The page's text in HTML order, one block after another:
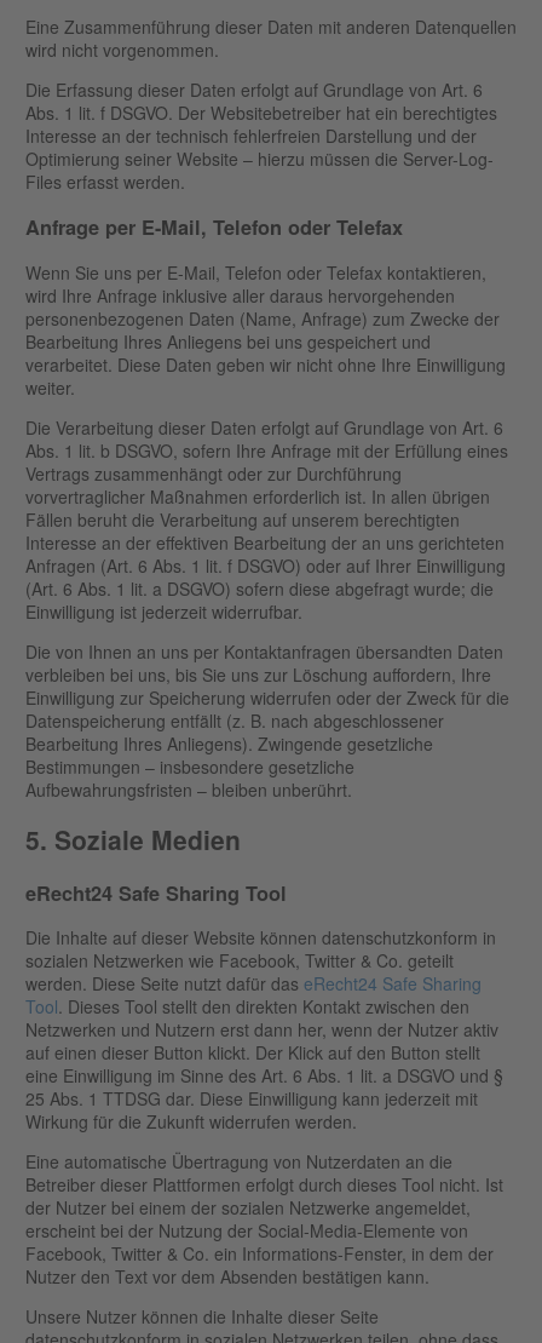
Eine Zusammenführung dieser Daten mit anderen Datenquellen
wird nicht vorgenommen.
Die Erfassung dieser Daten erfolgt auf Grundlage von Art. 6
Abs. 1 lit. f DSGVO. Der Websitebetreiber hat ein berechtigtes
Interesse an der technisch fehlerfreien Darstellung und der
Optimierung seiner Website – hierzu müssen die Server-Log-
Files erfasst werden.
Anfrage per E-Mail, Telefon oder Telefax
Wenn Sie uns per E-Mail, Telefon oder Telefax kontaktieren,
wird Ihre Anfrage inklusive aller daraus hervorgehenden
personenbezogenen Daten (Name, Anfrage) zum Zwecke der
Bearbeitung Ihres Anliegens bei uns gespeichert und
verarbeitet. Diese Daten geben wir nicht ohne Ihre Einwilligung
weiter.
Die Verarbeitung dieser Daten erfolgt auf Grundlage von Art. 6
Abs. 1 lit. b DSGVO, sofern Ihre Anfrage mit der Erfüllung eines
Vertrags zusammenhängt oder zur Durchführung
vorvertraglicher Maßnahmen erforderlich ist. In allen übrigen
Fällen beruht die Verarbeitung auf unserem berechtigten
Interesse an der effektiven Bearbeitung der an uns gerichteten
Anfragen (Art. 6 Abs. 1 lit. f DSGVO) oder auf Ihrer Einwilligung
(Art. 6 Abs. 1 lit. a DSGVO) sofern diese abgefragt wurde; die
Einwilligung ist jederzeit widerrufbar.
Die von Ihnen an uns per Kontaktanfragen übersandten Daten
verbleiben bei uns, bis Sie uns zur Löschung auffordern, Ihre
Einwilligung zur Speicherung widerrufen oder der Zweck für die
Datenspeicherung entfällt (z. B. nach abgeschlossener
Bearbeitung Ihres Anliegens). Zwingende gesetzliche
Bestimmungen – insbesondere gesetzliche
Aufbewahrungsfristen – bleiben unberührt.
5. Soziale Medien
eRecht24 Safe Sharing Tool
Die Inhalte auf dieser Website können datenschutzkonform in
sozialen Netzwerken wie Facebook, Twitter & Co. geteilt
werden. Diese Seite nutzt dafür das eRecht24 Safe Sharing
Tool . Dieses Tool stellt den direkten Kontakt zwischen den
Netzwerken und Nutzern erst dann her, wenn der Nutzer aktiv
auf einen dieser Button klickt. Der Klick auf den Button stellt
eine Einwilligung im Sinne des Art. 6 Abs. 1 lit. a DSGVO und §
25 Abs. 1 TTDSG dar. Diese Einwilligung kann jederzeit mit
Wirkung für die Zukunft widerrufen werden.
Eine automatische Übertragung von Nutzerdaten an die
Betreiber dieser Plattformen erfolgt durch dieses Tool nicht. Ist
der Nutzer bei einem der sozialen Netzwerke angemeldet,
erscheint bei der Nutzung der Social-Media-Elemente von
Facebook, Twitter & Co. ein Informations-Fenster, in dem der
Nutzer den Text vor dem Absenden bestätigen kann.
Unsere Nutzer können die Inhalte dieser Seite